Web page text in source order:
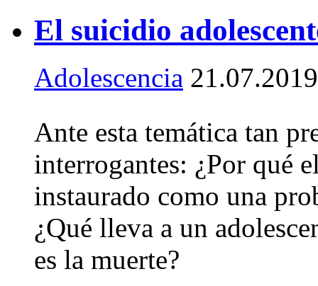
El suicidio
Adolescencia 21.07.2019
Ante esta temática tan
interrogantes: ¿Por qué
instaurado como una
¿Qué lleva a un
es la muerte?